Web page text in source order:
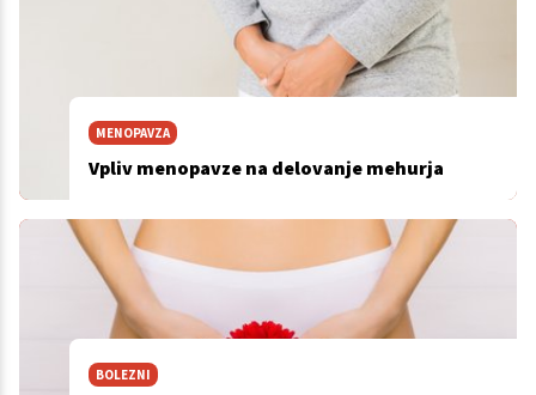
MENOPAVZA
Vpliv menopavze na delovanje mehurja
BOLEZNI